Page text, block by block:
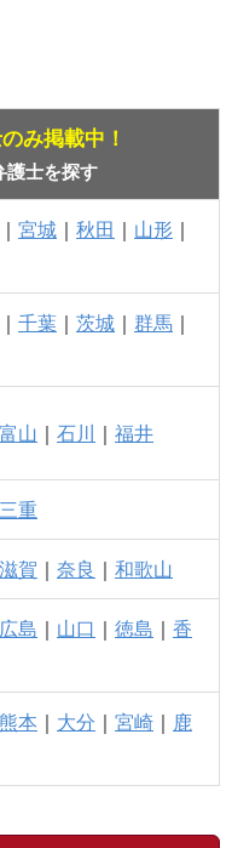
み掲載中！
護士を探す
｜ 宮城 ｜ 秋田 ｜ 山形 ｜
｜ 千葉 ｜ 茨城 ｜ 群馬 ｜
富山 ｜ 石川 ｜ 福井
三重
滋賀 ｜ 奈良 ｜ 和歌山
広島 ｜ 山口 ｜ 徳島 ｜ 香
熊本 ｜ 大分 ｜ 宮崎 ｜ 鹿